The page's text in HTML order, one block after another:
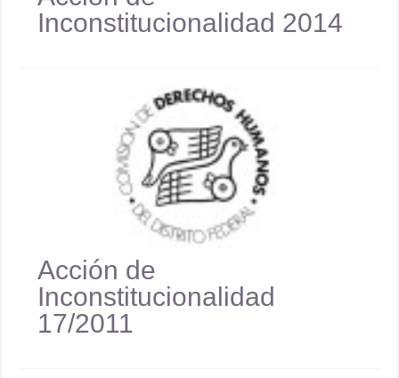
Inconstitucionalidad 2014
Acción de
Inconstitucionalidad
17/2011